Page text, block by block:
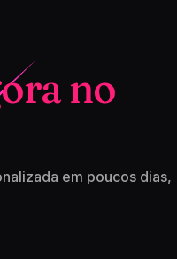
no
em poucos dias,